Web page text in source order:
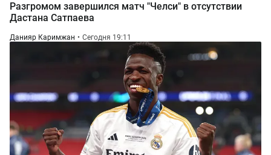
Разгромом завершился матч "Челси" в отсутствии
Дастана Сатпаева
Данияр Каримжан Сегодня 19:11